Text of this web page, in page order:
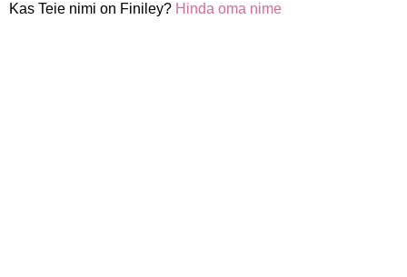
Kas Teie nimi on Finiley? Hinda oma nime